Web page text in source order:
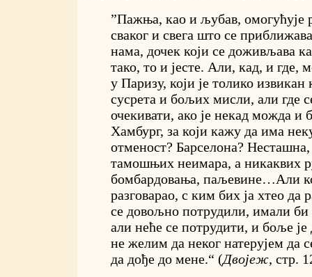
”Пажња, као и љубав, омогућује
сваког и свега што се
нама, дочек који се доживљава
тако, то и јесте. Али, кад, и где,
у Паризу, који је толико
сусрета и бољих мисли, али где
очекивати, ако је некад можда и
Хамбург, за који кажу да има
отменост? Барселона?
тамошњих неимара, а никаквих
бомбардовања, паљевине…Али
разговарао, с ким бих ја хтео да
се довољно потрудили, имали
али неће се потрудити, и боље је
не желим да неког натерујем да
да дође до мене.“ (Двојеж, стр.